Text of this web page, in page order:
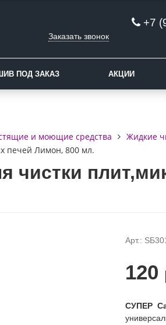
+7
Заказать звонок
ПОД ЗАКАЗ АКЦИИ
и моющие средства
Жидкие
печей Лимон, 800 мл.
чистки
Арт.:
120
СУПЕР